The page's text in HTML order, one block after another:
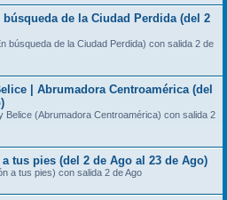
de la Ciudad Perdida (del 2
búsqueda de la Ciudad Perdida) con salida 2 de
| Abrumadora Centroamérica (del
Belice (Abrumadora Centroamérica) con salida 2
tus pies (del 2 de Ago al 23 de Ago)
a tus pies) con salida 2 de Ago